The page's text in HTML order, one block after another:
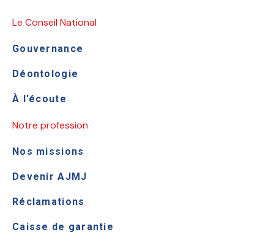
Le Conseil National
Gouvernance
Déontologie
À l’écoute
Notre profession
Nos missions
Devenir AJMJ
Réclamations
Caisse de garantie